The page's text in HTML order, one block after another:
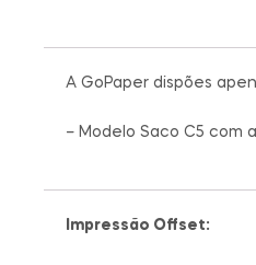
A GoPaper dispões
– Modelo Saco C5 com
Impressão Offset: